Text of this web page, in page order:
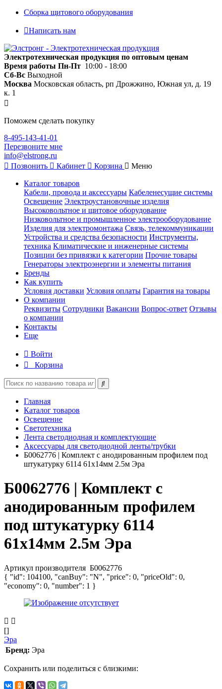
Сборка щитового оборудования
Написать нам
Электротехническая продукция по оптовым ценам
Время работы Пн-Пт 10:00 - 18:00
Сб-Вс Выходной
Москва Московская область, рп Дрожжино, Южная ул, д. 19
к. 1
Поможем сделать покупку
8-495-143-41-01
Перезвоните мне
info@elstrong.ru
Позвонить
Кабинет Корзина Меню
Каталог товаров
Кабели, провода и аксессуары Кабеленесущие системы
Освещение Электроустановочные изделия
Высоковольтное и щитовое оборудование
Низковольтное и промышленное электрооборудование
Изделия для электромонтажа Связь, телекоммуникации
Устройства и средства безопасности Инструменты,
техника Климатические и инженерные системы
Позиции без привязки к категории Прочие товары
Генераторы электроэнергии и элементы питания
Бренды
Как купить
Условия доставки Условия оплаты Гарантия на товары
О компании
Реквизиты Сотрудники Вакансии Вопрос-ответ Отзывы
о компании
Контакты
Еще
Войти
Корзина
Главная
Каталог товаров
Освещение
Светотехника
Лента светодиодная и комплектующие
Аксессуары для светодиодной ленты/трубки
Б0062776 | Комплект с анодированным профилем под
штукатурку 6114 61х14мм 2.5м Эра
Б0062776 | Комплект с
анодированным профилем
под штукатурку 6114
61х14мм 2.5м Эра
Артикул производителя Б0062776
{ "id": 104100, "canBuy": "N", "price": 0, "priceOld": 0,
"economy": 0, "number": 1 }
[]
Эра
Бренд: Эра
Сохранить или поделиться с близкими: